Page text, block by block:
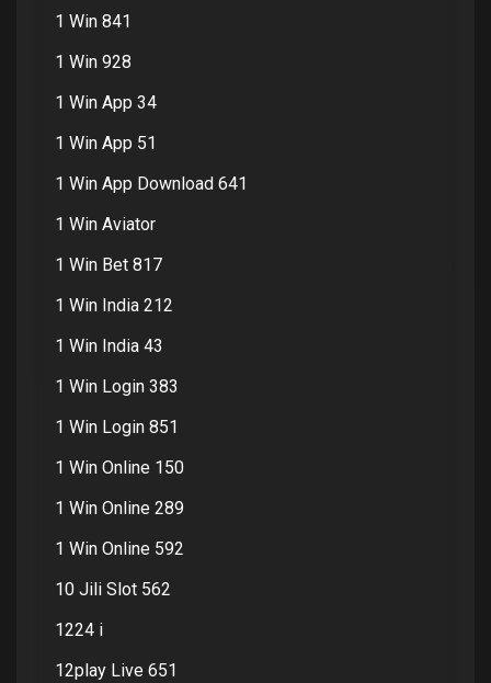
1 Win 841
1 Win 928
1 Win App 34
1 Win App 51
1 Win App Download 641
1 Win Aviator
1 Win Bet 817
1 Win India 212
1 Win India 43
1 Win Login 383
1 Win Login 851
1 Win Online 150
1 Win Online 289
1 Win Online 592
10 Jili Slot 562
1224 i
12play Live 651